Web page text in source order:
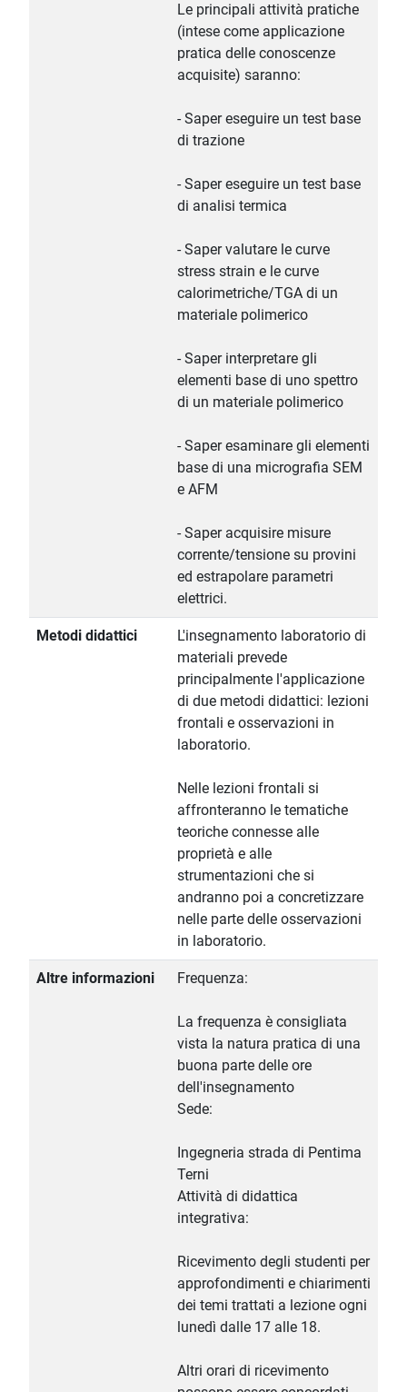
Le principali attività pratiche
(intese come applicazione
pratica delle conoscenze
acquisite) saranno:
- Saper eseguire un test base
di trazione
- Saper eseguire un test base
di analisi termica
- Saper valutare le curve
stress strain e le curve
calorimetriche/TGA di un
materiale polimerico
- Saper interpretare gli
elementi base di uno spettro
di un materiale polimerico
- Saper esaminare gli elementi
base di una micrografia SEM
e AFM
- Saper acquisire misure
corrente/tensione su provini
ed estrapolare parametri
elettrici.
Metodi didattici
L'insegnamento laboratorio di
materiali prevede
principalmente l'applicazione
di due metodi didattici: lezioni
frontali e osservazioni in
laboratorio.
Nelle lezioni frontali si
affronteranno le tematiche
teoriche connesse alle
proprietà e alle
strumentazioni che si
andranno poi a concretizzare
nelle parte delle osservazioni
in laboratorio.
Altre informazioni Frequenza:
La frequenza è consigliata
vista la natura pratica di una
buona parte delle ore
dell'insegnamento
Sede:
Ingegneria strada di Pentima
Terni
Attività di didattica
integrativa:
Ricevimento degli studenti per
approfondimenti e chiarimenti
dei temi trattati a lezione ogni
lunedì dalle 17 alle 18.
Altri orari di ricevimento